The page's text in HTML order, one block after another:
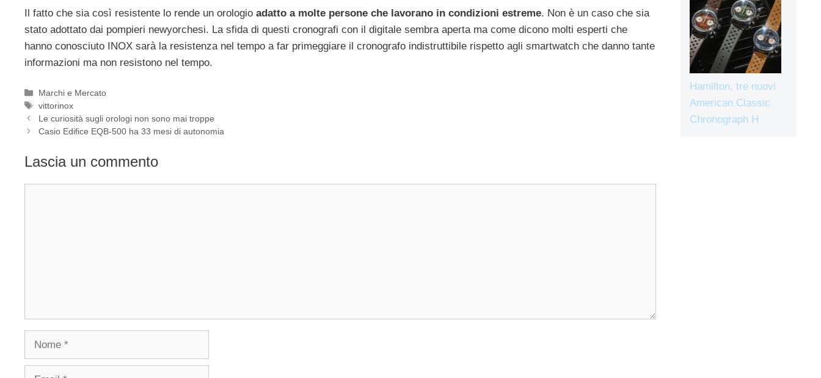
Il fatto che sia così resistente lo rende un orologio adatto a molte persone che lavorano in condizioni estreme. Non è un caso che sia
stato adottato dai pompieri newyorchesi. La sfida di questi cronografi con il digitale sembra aperta ma come dicono molti esperti che
hanno conosciuto INOX sarà la resistenza nel tempo a far primeggiare il cronografo indistruttibile rispetto agli smartwatch che danno tante
informazioni ma non resistono nel tempo.
Categorie
Marchi e Mercato
Tag
vittorinox
Navigazione
articolo
Le curiosità sugli orologi non sono mai troppe
Casio Edifice EQB-500 ha 33 mesi di autonomia
Lascia un commento
Nome
Email
Hamilton, tre nuovi
American Classic
Chronograph H